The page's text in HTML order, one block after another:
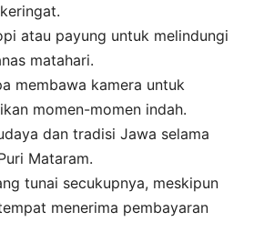
atau payung untuk melindungi
matahari.
membawa kamera untuk
momen-momen indah.
dan tradisi Jawa selama
Mataram.
tunai secukupnya, meskipun
menerima pembayaran